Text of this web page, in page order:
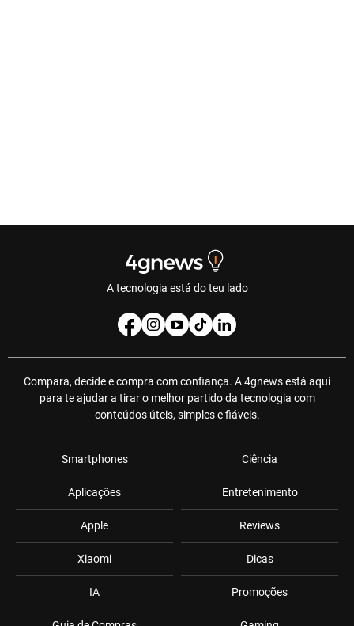
A tecnologia está do teu lado
Compara, decide e compra com confiança. A 4gnews está aqui
para te ajudar a tirar o melhor partido da tecnologia com
conteúdos úteis, simples e fiáveis.
Smartphones
Aplicações
Apple
Xiaomi
IA
Ciência
Entretenimento
Reviews
Dicas
Promoções